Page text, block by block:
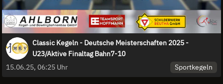
Classic Kegeln - Deutsche Meisterschaften 2025 -
U23/Aktive Finaltag Bahn7-10
15.06.25, 06:25 Uhr
Sportkegeln